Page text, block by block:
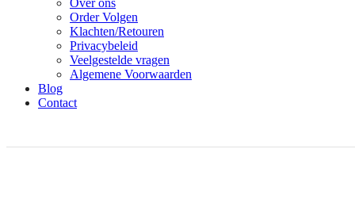
Over ons
Order Volgen
Klachten/Retouren
Privacybeleid
Veelgestelde vragen
Algemene Voorwaarden
Blog
Contact